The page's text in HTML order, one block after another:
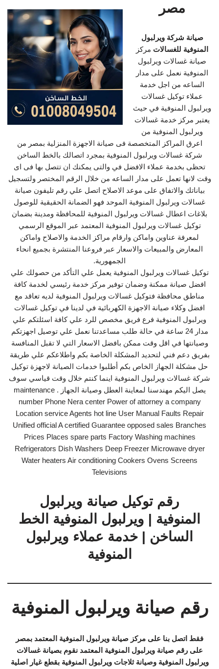
مصر
صيانة شركة ويرلبول
المنوفية للغسالات مركز
صيانة غسالات ويرلبول
المنوفية نعمل على مدار
الساعه من اجل خدمة
عملاء توكيل غسالات
ويرلبول المنوفية في حيث
يعتبر مركز خدمة غسالات
ويرلبول المنوفية من
اعرق المراكز المتخصصة فى صيانة الاجهزة المنزلية بمصر من
شركة غسالات ويرلبول المنوفية بمجرد اتصالك بالخط الساخن
تحظى بخدمة عملاء الافضل في والتى يمكنك ان تتصل بها فى اى
وقت لانها تعمل على مدار الساعه من خلال الرقم المختصر ولتسجيل
بياناتك والاتفاق على موعد الاصلاح اتصل علي رقم تليفون صيانة
غسالات ويرلبول المنوفية الموحد فهو الضمانة الحقيقية للوصول
بلاغات اعطال غسالات ويرلبول المنوفية للمحافظة ومدينة بضمان
توكيل غسالات ويرلبول المنوفية المعتمد عبر الموقع الرسمي
لمعرفة عناوين واماكن وارقام مراكز الخدمة والاصلاح واماكن
المعارض والمبيعات والاسعار عبر فروعنا المنتشرة بجميع انحاء
الجمهورية.
توكيل غسالات ويرلبول المنوفية يعمل علي التأكد من حصولك علي
افضل صيانة ممكنة وضمان توفير مركز خدمة رئيسي لخدمة كافة
مناطق محافظة فتوكيل غسالات ويرلبول المنوفية لديه تعاقد مع
افضل وكلاء صيانة الاجهزة الكهربائية في لدينا في توكيل غسالات
ويرلبول المنوفية فرع فريق مخصص للرد علي كافة اسئلتكم علي
مدار 24 ساعة في حالة طلب مساعدتنا نعمل علي توصيل اجهزتكم
وصيانتها في اقل وقت ممكن بافضل الاسعار التي لا تقبل المنافسة
بفريق دعم فني لتحديد المشكلة الخاصة بكم واطلاعكم علي طريقة
حل مشكلة الجهاز الخاص بكم أطلبوا خدمات الصيانة لاجهزة توكيل
شركة غسالات ويرلبول المنوفية اينما كنتم خلال وقت قياسي سوف
يصل اليكم مهندسنا لمعاينة العطل وصيانة الجهاز . maintenance
number Phone Nera center Power of attorney a company
Location service Agents hot line User Manual Faults Repair
Unified official A certified Guarantee opposed sales Branches
Prices Places spare parts Factory Washing machines
Refrigerators Dish Washers Deep Freezer Microwave dryer
Water heaters Air conditioning Cookers Ovens Screens
Televisions
رقم توكيل صيانة ويرلبول
المنوفية | ويرلبول المنوفية الخط
الساخن | خدمة عملاء ويرلبول
المنوفية
رقم صيانة ويرلبول المنوفية
فقط اتصل بنا على مركز صيانة ويرلبول المنوفية المعتمد بمصر
على رقم صيانة ويرلبول المنوفية المعتمد نقوم بصيانة غسالات
ويرلبول المنوفية وصيانة ثلاجات ويرلبول المنوفية بقطع غيار اصلية